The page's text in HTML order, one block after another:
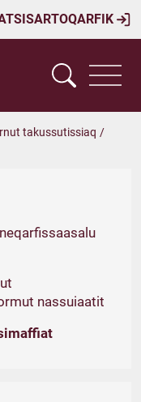
takussutissiaq /
nassuiaatit